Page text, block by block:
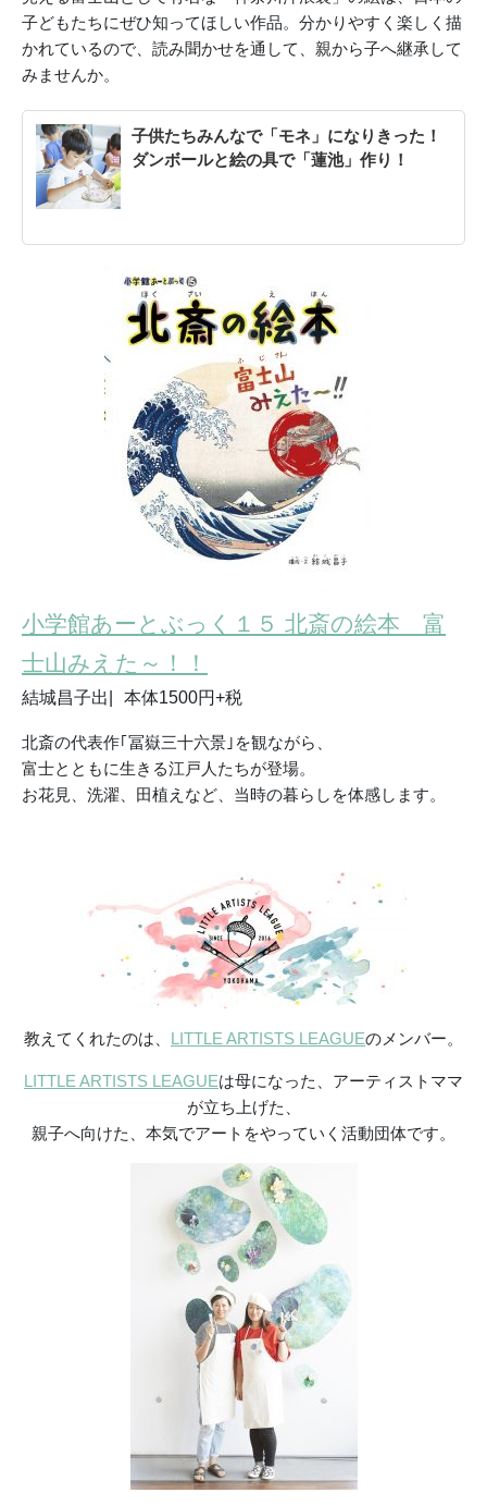
子どもたちにぜひ知ってほしい作品。分かりやすく楽しく描
かれているので、読み聞かせを通して、親から子へ継承して
みませんか。
子供たちみんなで「モネ」になりきった！
ダンボールと絵の具で「蓮池」作り！
小学館あーとぶっく１５ 北斎の絵本 富
士山みえた～！！
結城昌子出 本体1500円+税
北斎の代表作｢冨嶽三十六景｣を観ながら、
富士とともに生きる江戸人たちが登場。
お花見、洗濯、田植えなど、当時の暮らしを体感します。
教えてくれたのは、 LITTLE ARTISTS LEAGUEのメンバー。
LITTLE ARTISTS LEAGUEは母になった、アーティストママ
が立ち上げた、
親子へ向けた、本気でアートをやっていく活動団体です。